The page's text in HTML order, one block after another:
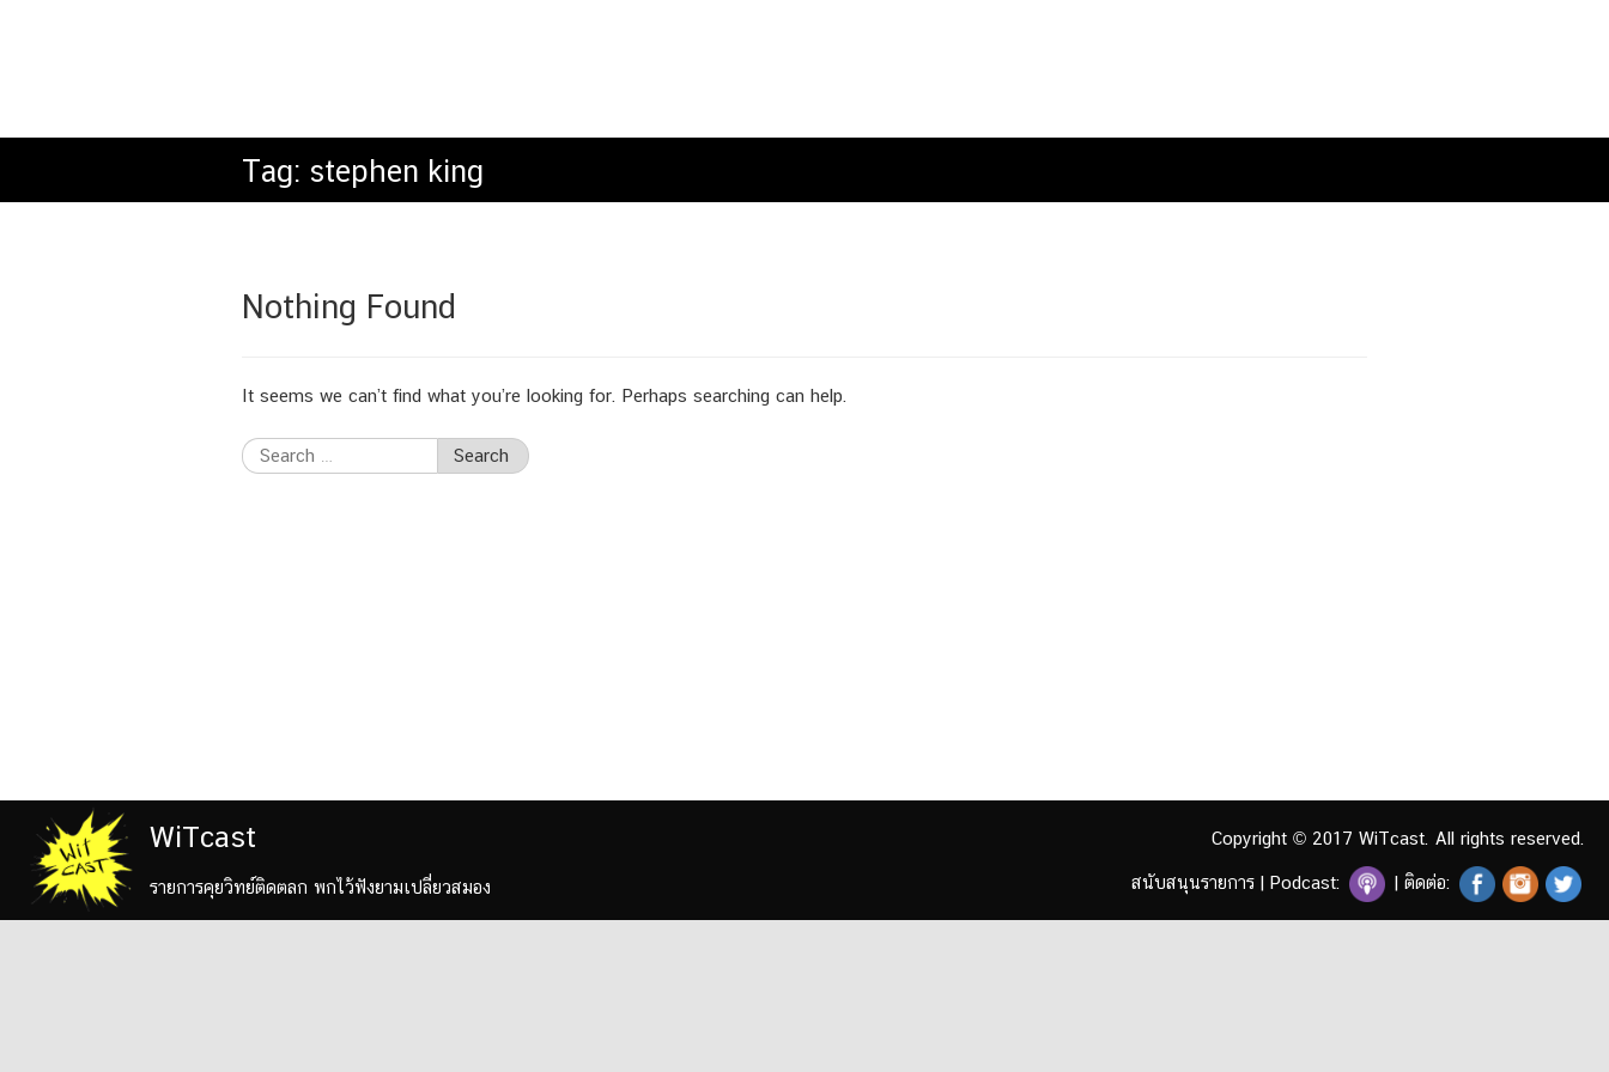
Tag: stephen king
Nothing Found
It seems we can’t find what you’re looking for. Perhaps searching can help.
Search
for:
WiTcast
รายการคุยวิทย์ติดตลก พกไว้ฟังยามเปลี่ยวสมอง
Copyright © 2017 WiTcast. All rights reserved.
สนับสนุนรายการ | Podcast: | ติดต่อ: